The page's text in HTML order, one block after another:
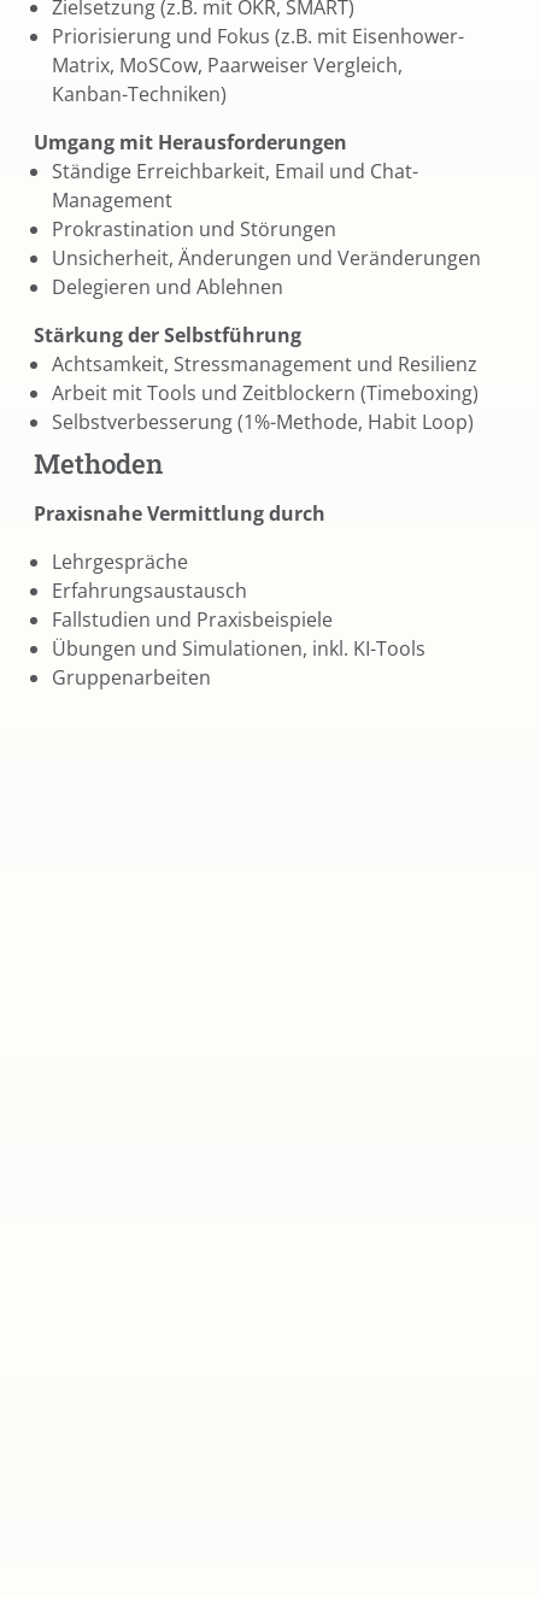
Zielsetzung (z.B. mit OKR, SMART)
Priorisierung und Fokus (z.B. mit Eisenhower-
Matrix, MoSCow, Paarweiser Vergleich,
Kanban-Techniken)
Umgang mit Herausforderungen
Ständige Erreichbarkeit, Email und Chat-
Management
Prokrastination und Störungen
Unsicherheit, Änderungen und Veränderungen
Delegieren und Ablehnen
Stärkung der Selbstführung
Achtsamkeit, Stressmanagement und Resilienz
Arbeit mit Tools und Zeitblockern (Timeboxing)
Selbstverbesserung (1%-Methode, Habit Loop)
Methoden
Praxisnahe Vermittlung durch
Lehrgespräche
Erfahrungsaustausch
Fallstudien und Praxisbeispiele
Übungen und Simulationen, inkl. KI-Tools
Gruppenarbeiten